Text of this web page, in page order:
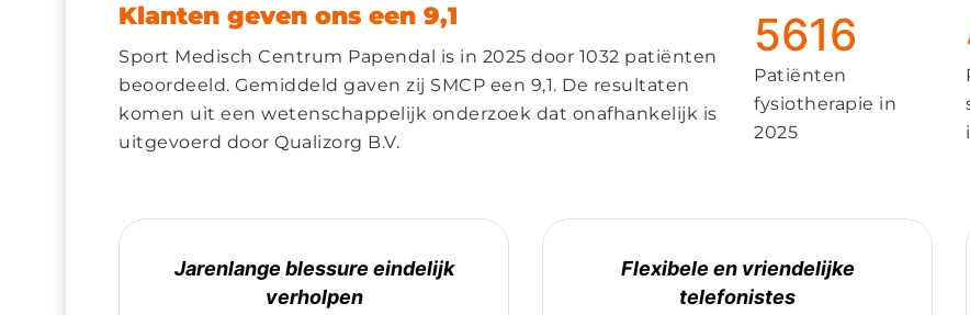
Klanten geven ons een 9,1
Sport Medisch Centrum Papendal is in 2025 door 1032 patiënten
beoordeeld. Gemiddeld gaven zij SMCP een 9,1. De resultaten
komen uit een wetenschappelijk onderzoek dat onafhankelijk is
uitgevoerd door Qualizorg B.V.
5616
Patiënten
fysiotherapie in
2025
Jarenlange blessure eindelijk
verholpen
Flexibele en vriendelijke
telefonistes